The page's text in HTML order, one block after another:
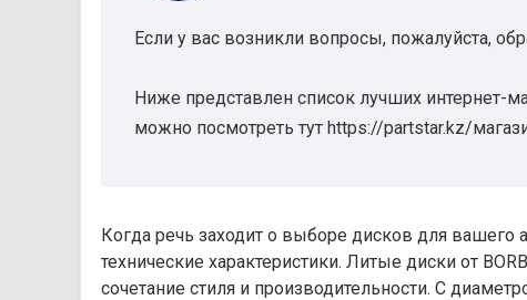
Если у вас возникли вопросы, пожалуйста,
Ниже представлен список лучших интернет-
можно посмотреть тут https://partstar.kz/
Когда речь заходит о выборе дисков для
технические характеристики. Литые диски от
сочетание стиля и производительности. С